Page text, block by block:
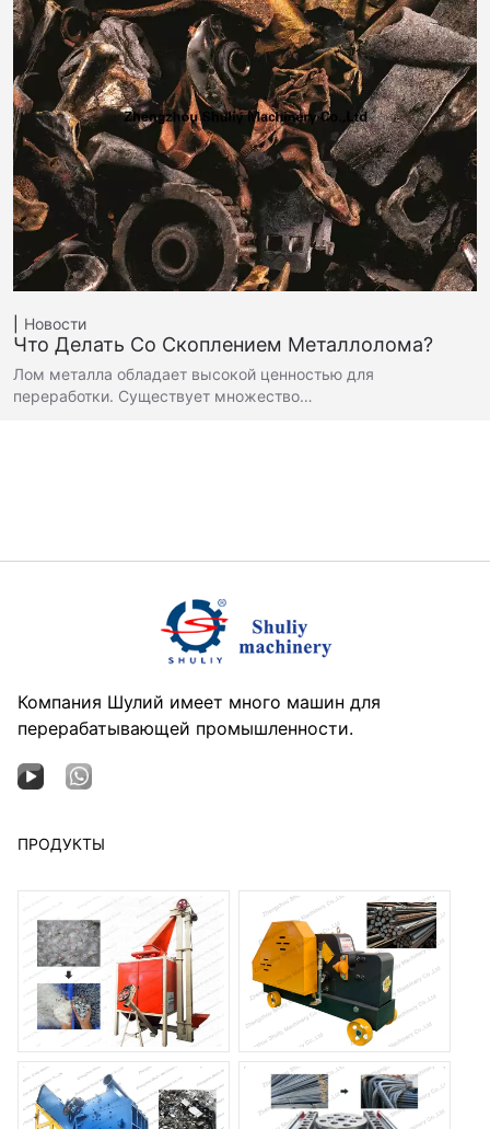
Новости
Что Делать Со Скоплением Металлолома?
Лом металла обладает высокой ценностью для
переработки. Существует множество…
Компания Шулий имеет много машин для
перерабатывающей промышленности.
ПРОДУКТЫ